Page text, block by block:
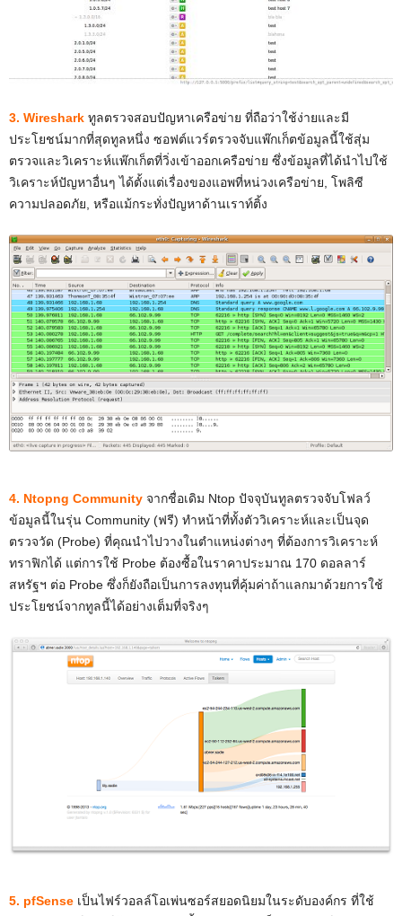
3. Wireshark ทูลตรวจสอบปัญหาเครือข่าย ที่ถือว่าใช้ง่ายและมี
ประโยชน์มากที่สุดทูลหนึ่ง ซอฟต์แวร์ตรวจจับแพ๊กเก็ตข้อมูลนี้ใช้สุ่ม
ตรวจและวิเคราะห์แพ๊กเก็ตที่วิ่งเข้าออกเครือข่าย ซึ่งข้อมูลที่ได้นำไปใช้
วิเคราะห์ปัญหาอื่นๆ ได้ตั้งแต่เรื่องของแอพที่หน่วงเครือข่าย, โพลิซี
ความปลอดภัย, หรือแม้กระทั่งปัญหาด้านเราท์ติ้ง
4. Ntopng Community จากชื่อเดิม Ntop ปัจจุบันทูลตรวจจับโฟลว์
ข้อมูลนี้ในรุ่น Community (ฟรี) ทำหน้าที่ทั้งตัววิเคราะห์และเป็นจุด
ตรวจวัด (Probe) ที่คุณนำไปวางในตำแหน่งต่างๆ ที่ต้องการวิเคราะห์
ทราฟิกได้ แต่การใช้ Probe ต้องซื้อในราคาประมาณ 170 ดอลลาร์
สหรัฐฯ ต่อ Probe ซึ่งก็ยังถือเป็นการลงทุนที่คุ้มค่าถ้าแลกมาด้วยการใช้
ประโยชน์จากทูลนี้ได้อย่างเต็มที่จริงๆ
5. pfSense เป็นไฟร์วอลล์โอเพ่นซอร์สยอดนิยมในระดับองค์กร ที่ใช้